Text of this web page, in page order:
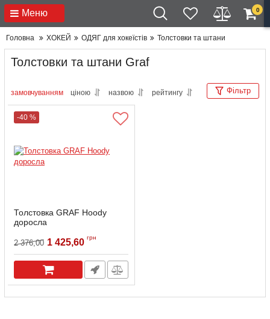
Меню 0
Головна ХОКЕЙ ОДЯГ для хокеїстів Толстовки та штани
Толстовки та штани Graf
замовчуванням ціною назвою рейтингу Фільтр
-40 %
Толстовка GRAF Hoody
доросла
2 376,00 1 425,60 грн